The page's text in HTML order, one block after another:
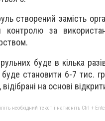
створений замість
контролю за
буде в кілька
становити 6-7 тис.
на основі
необхідний текст і натисніть Ctrl +